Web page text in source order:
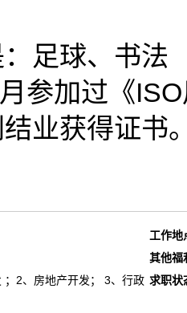
足球、书法
参加过《
业获得证书
工作地
其他福
；2、房地产开发； 3、行政 求职状